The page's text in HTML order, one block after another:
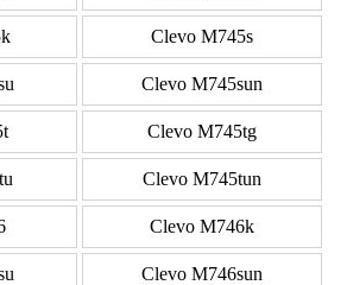
Clevo M745s
Clevo M745sun
Clevo M745tg
Clevo M745tun
Clevo M746k
Clevo M746sun